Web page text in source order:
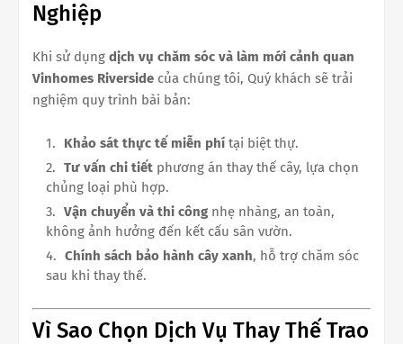
Nghiệp
Khi sử dụng dịch vụ chăm sóc và làm mới cảnh quan
Vinhomes Riverside của chúng tôi, Quý khách sẽ trải
nghiệm quy trình bài bản:
Khảo sát thực tế miễn phí tại biệt thự.
Tư vấn chi tiết phương án thay thế cây, lựa chọn
chủng loại phù hợp.
Vận chuyển và thi công nhẹ nhàng, an toàn,
không ảnh hưởng đến kết cấu sân vườn.
Chính sách bảo hành cây xanh, hỗ trợ chăm sóc
sau khi thay thế.
Vì Sao Chọn Dịch Vụ Thay Thế Trao